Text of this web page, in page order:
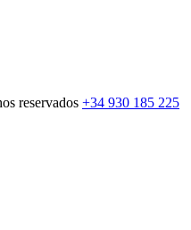
reservados +34 930 185 225